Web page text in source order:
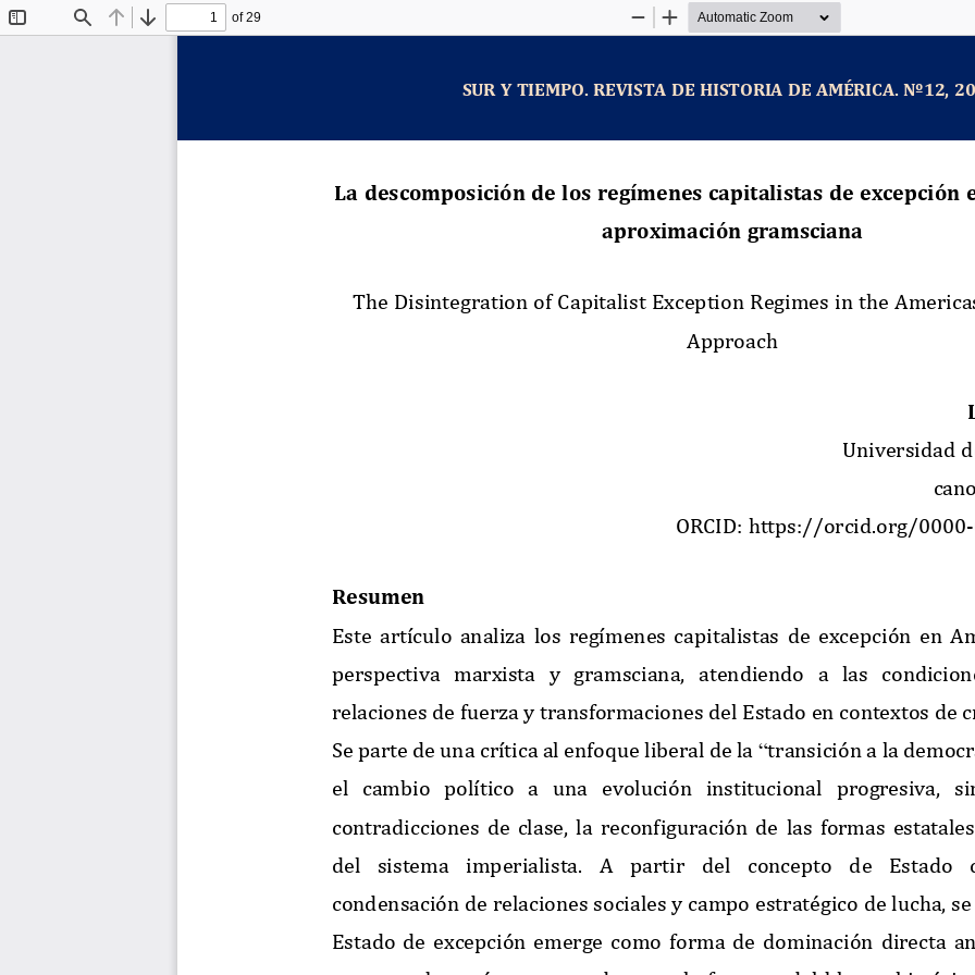
Find Previous
Next
of 29
Zoom
Zoom
SUR Y TIEMPO. REVISTA DE HISTORIA DE AMÉRICA. Nº1 2,
La descomposición de los regímenes capitalistas de excepción
aproximación gramsciana
The Disintegration of Capitalist Exception Regimes in the
Approach
Universidad
ORCID: https://orcid.org/0000-
Resumen
Este artículo analiza los regímenes capitalistas de excepción en
perspectiva marxista y gramsciana, atendiendo a las
relaciones de fuerza y transformaciones del Estado en contextos de
Se parte de una crítica al enfoque liberal de la “transición a la
el
cambio político a una evolución institucional progresiva,
contradicciones de clase, la reconfiguración de las formas estatales
del
sistema imperialista. A partir del concepto de Estado
condensación de relaciones sociales y campo estratégico de lucha, se
Estado de excepción emerge como forma de dominación directa